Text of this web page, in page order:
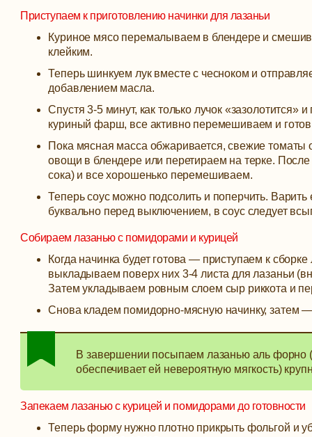
Приступаем к приготовлению начинки для лазаньи
Куриное мясо перемалываем в блендере и
клейким.
Теперь шинкуем лук вместе с чесноком и
добавлением масла.
Спустя 3-5 минут, как только лучок
куриный фарш, все активно перемешиваем и
Пока мясная масса обжаривается, свежие
овощи в блендере или перетираем на терке.
сока) и все хорошенько перемешиваем.
Теперь соус можно подсолить и поперчить.
буквально перед выключением, в соус следует
Собираем лазанью с помидорами и курицей
Когда начинка будет готова — приступаем к
выкладываем поверх них 3-4 листа для лазаньи
Затем укладываем ровным слоем сыр риккота и
Снова кладем помидорно-мясную начинку, затем
В завершении посыпаем лазанью аль форно
обеспечивает ей невероятную мягкость)
Запекаем лазанью с курицей и помидорами до готовности
Теперь форму нужно плотно прикрыть фольгой и